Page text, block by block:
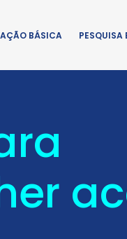
BÁSICA PESQUISA